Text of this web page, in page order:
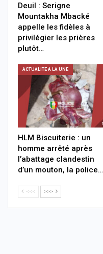
Deuil : Serigne
Mountakha Mbacké
appelle les fidèles à
privilégier les prières
plutôt…
ACTUALITÉ À LA UNE
HLM Biscuiterie : un
homme arrêté après
l’abattage clandestin
d’un mouton, la police…
<<< >>>